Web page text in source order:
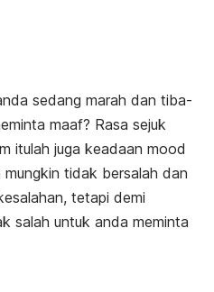
sedang marah dan tiba-
maaf? Rasa sejuk
itulah juga keadaan mood
mungkin tidak bersalah dan
tetapi demi
salah untuk anda meminta